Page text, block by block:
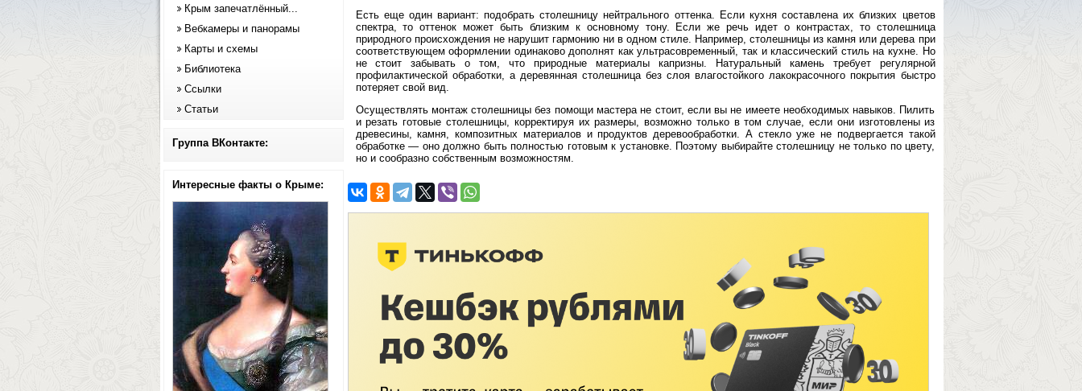
Крым запечатлённый...
Вебкамеры и панорамы
Карты и схемы
Библиотека
Ссылки
Статьи
Группа ВКонтакте:
Интересные факты о Крыме:
Есть еще один вариант: подобрать столешницу нейтрального оттенка. Если кухня составлена их близких цветов
спектра, то оттенок может быть близким к основному тону. Если же речь идет о контрастах, то столешница
природного происхождения не нарушит гармонию ни в одном стиле. Например, столешницы из камня или дерева при
соответствующем оформлении одинаково дополнят как ультрасовременный, так и классический стиль на кухне. Но
не стоит забывать о том, что природные материалы капризны. Натуральный камень требует регулярной
профилактической обработки, а деревянная столешница без слоя влагостойкого лакокрасочного покрытия быстро
потеряет свой вид.
Осуществлять монтаж столешницы без помощи мастера не стоит, если вы не имеете необходимых навыков. Пилить
и резать готовые столешницы, корректируя их размеры, возможно только в том случае, если они изготовлены из
древесины, камня, композитных материалов и продуктов деревообработки. А стекло уже не подвергается такой
обработке — оно должно быть полностью готовым к установке. Поэтому выбирайте столешницу не только по цвету,
но и сообразно собственным возможностям.